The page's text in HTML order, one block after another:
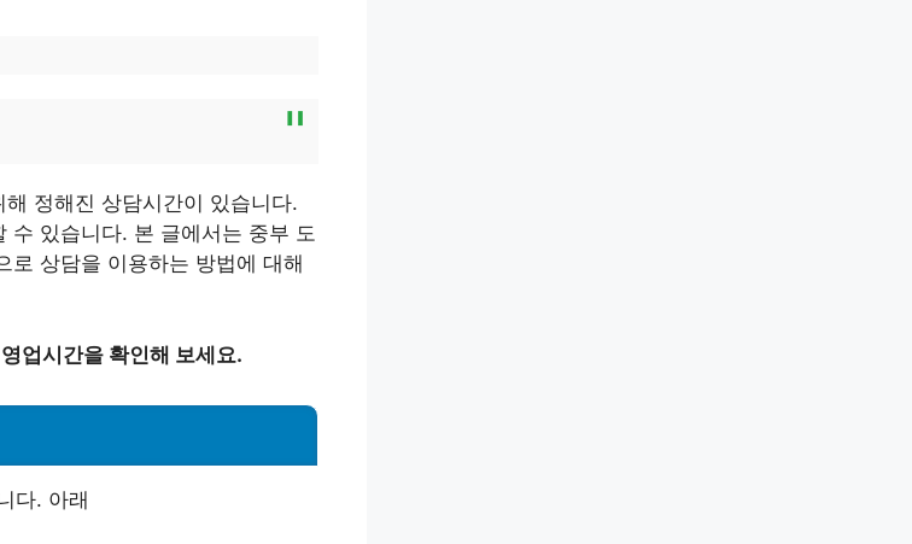
정해진 상담시간이 있습니다.
수 있습니다. 본 글에서는 중부 도
상담을 이용하는 방법에 대해
업시간을 확인해 보세요.
다. 아래